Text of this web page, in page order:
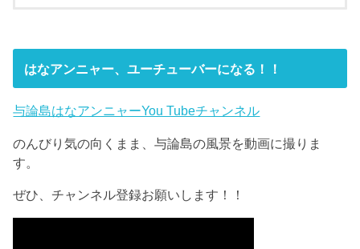
はなアンニャー、ユーチューバーになる！！
与論島はなアンニャーYou Tubeチャンネル
のんびり気の向くまま、与論島の風景を動画に撮りま
す。
ぜひ、チャンネル登録お願いします！！